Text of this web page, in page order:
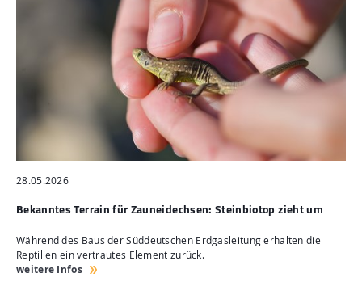
28.05.2026
Bekanntes Terrain für Zauneidechsen: Steinbiotop zieht um
Während des Baus der Süddeutschen Erdgasleitung erhalten die
Reptilien ein vertrautes Element zurück.
weitere Infos